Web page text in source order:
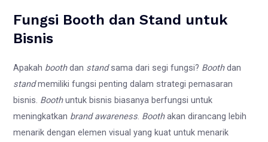
Fungsi Booth dan Stand untuk
Bisnis
Apakah boothdan standsama dari segi fungsi? Boothdan
standmemiliki fungsi penting dalam strategi pemasaran
bisnis. Boothuntuk bisnis biasanya berfungsi untuk
meningkatkan brand awareness. Boothakan dirancang lebih
menarik dengan elemen visual yang kuat untuk menarik